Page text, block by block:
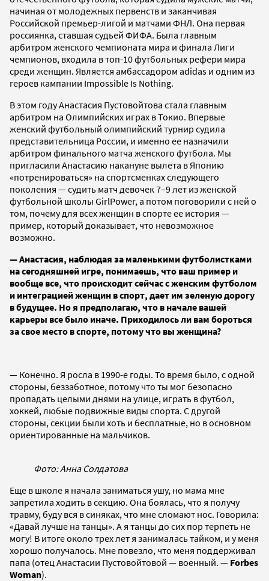
начиная от молодежных первенств и заканчивая
Российской премьер-лигой и матчами ФНЛ. Она первая
россиянка, ставшая судьей ФИФА. Была главным
арбитром женского чемпионата мира и финала Лиги
чемпионов, входила в топ-10 футбольных рефери мира
среди женщин. Является амбассадором adidas и одним из
героев кампании Impossible Is Nothing.
В этом году Анастасия Пустовойтова стала главным
арбитром на Олимпийских играх в Токио. Впервые
женский футбольный олимпийский турнир судила
представительница России, и именно ее назначили
арбитром финального матча женского футбола. Мы
пригласили Анастасию накануне вылета в Японию
«потренироваться» на спортсменках следующего
поколения — судить матч девочек 7–9 лет из женской
футбольной школы GirlPower, а потом поговорили с ней о
том, почему для всех женщин в спорте ее история —
пример, который доказывает, что невозможное
возможно.
— Анастасия, наблюдая за маленькими футболистками
на сегодняшней игре, понимаешь, что ваш пример и
вообще все, что происходит сейчас с женским футболом
и интеграцией женщин в спорт, дает им зеленую дорогу
в будущее. Но я предполагаю, что в начале вашей
карьеры все было иначе. Приходилось ли вам бороться
за свое место в спорте, потому что вы женщина?
— Конечно. Я росла в 1990-е годы. То время было, с одной
стороны, беззаботное, потому что ты мог безопасно
пропадать целыми днями на улице, играть в футбол,
хоккей, любые подвижные виды спорта. С другой
стороны, секции были хоть и бесплатные, но в основном
ориентированные на мальчиков.
Фото: Анна Солдатова
Еще в школе я начала заниматься ушу, но мама мне
запретила ходить в секцию. Она боялась, что я получу
травму, буду вся в синяках, что мне сломают нос. Говорила:
«Давай лучше на танцы». А я танцы до сих пор терпеть не
могу! В итоге около трех лет я занималась тайком, и у меня
хорошо получалось. Мне повезло, что меня поддерживал
папа (отец Анастасии Пустовойтовой — военный. — Forbes
Woman).